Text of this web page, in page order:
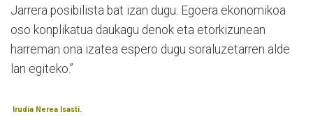
Jarrera posibilista bat izan dugu. Egoera ekonomikoa
oso konplikatua daukagu denok eta etorkizunean
harreman ona izatea espero dugu soraluzetarren alde
lan egiteko.”
Irudia Nerea Isasti.